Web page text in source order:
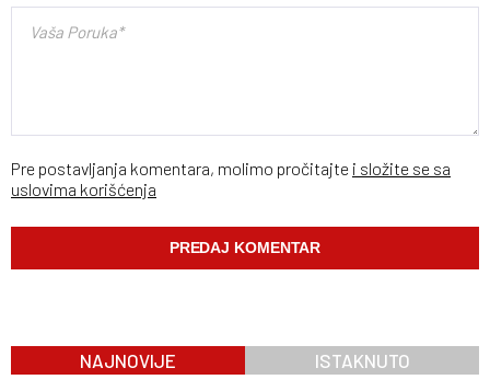
Pre postavljanja komentara, molimo pročitajte i složite se sa
uslovima korišćenja
NAJNOVIJE ISTAKNUTO